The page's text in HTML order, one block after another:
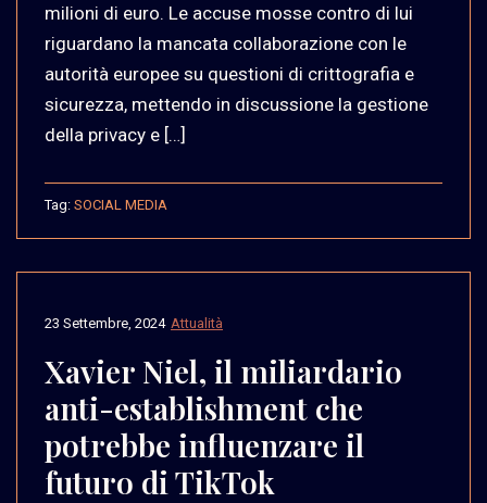
milioni di euro. Le accuse mosse contro di lui
riguardano la mancata collaborazione con le
autorità europee su questioni di crittografia e
sicurezza, mettendo in discussione la gestione
della privacy e […]
Tag: SOCIAL MEDIA
Attualità
23 Settembre, 2024
Xavier Niel, il miliardario
anti-establishment che
potrebbe influenzare il
futuro di TikTok